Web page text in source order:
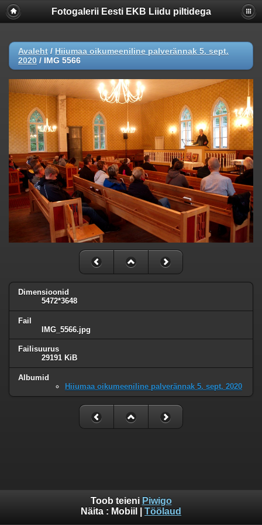
Fotogalerii Eesti EKB Liidu piltidega
Avaleht / Hiiumaa oikumeeniline palverännak 5. sept.
2020 / IMG 5566
Dimensioonid
5472*3648
Fail
IMG_5566.jpg
Failisuurus
29191 KiB
Albumid
Hiiumaa oikumeeniline palverännak 5. sept. 2020
Toob teieni Piwigo
Näita : Mobiil Töölaud